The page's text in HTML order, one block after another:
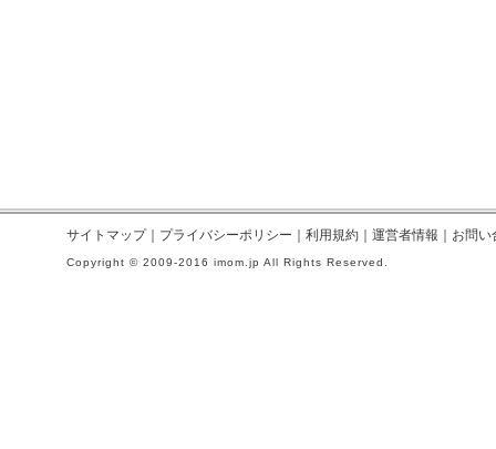
サイトマップ｜ プライバシーポリシー 利用規約 運営者情報 お問い
Copyright © 2009-2016 imom.jp All Rights Reserved.